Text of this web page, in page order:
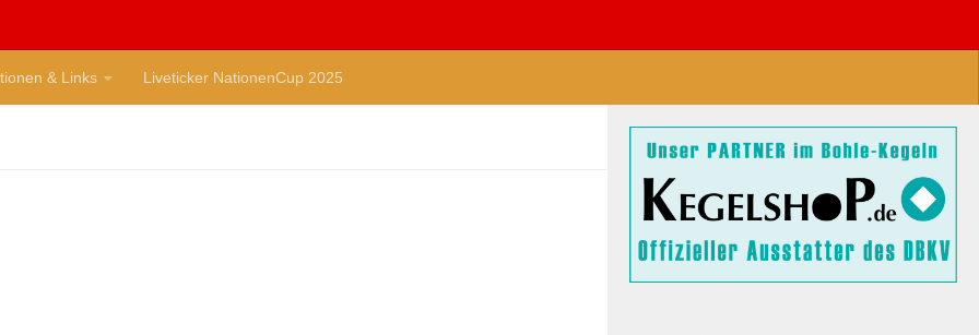
& Links Liveticker NationenCup 2025